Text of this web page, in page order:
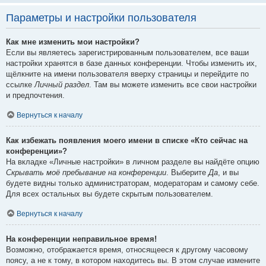
Параметры и настройки пользователя
Как мне изменить мои настройки?
Если вы являетесь зарегистрированным пользователем, все ваши
настройки хранятся в базе данных конференции. Чтобы изменить их,
щёлкните на имени пользователя вверху страницы и перейдите по
ссылке Личный раздел . Там вы можете изменить все свои настройки
и предпочтения.
Вернуться к началу
Как избежать появления моего имени в списке «Кто сейчас на
конференции»?
На вкладке «Личные настройки» в личном разделе вы найдёте опцию
Скрывать моё пребывание на конференции . Выберите Да , и вы
будете видны только администраторам, модераторам и самому себе.
Для всех остальных вы будете скрытым пользователем.
Вернуться к началу
На конференции неправильное время!
Возможно, отображается время, относящееся к другому часовому
поясу, а не к тому, в котором находитесь вы. В этом случае измените